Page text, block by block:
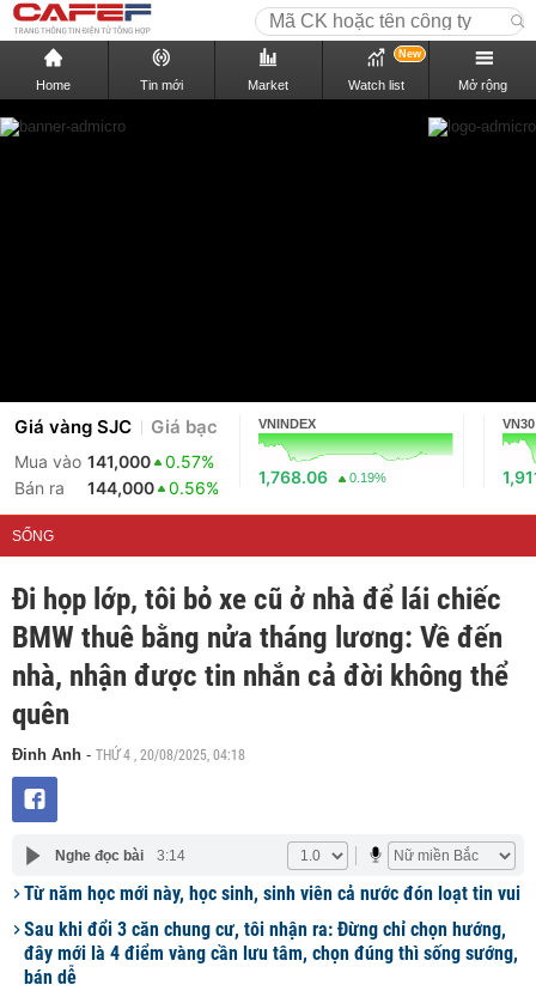
Home Tin mới Market Watch list
New
Mở rộng
Giá vàng SJC Giá bạc
Mua vào 141,000
0.57%
Bán ra
144,000 0.56%
VNINDEX
1,768.06 0.19%
VN30
SỐNG
Đi họp lớp, tôi bỏ xe cũ ở nhà để lái chiếc
BMW thuê bằng nửa tháng lương: Về đến
nhà, nhận được tin nhắn cả đời không thể
quên
Đinh Anh - THỨ 4 , 20/08/2025, 04:18
Nghe đọc bài 3:14
Từ năm học mới này, học sinh, sinh viên cả nước đón loạt tin vui
Sau khi đổi 3 căn chung cư, tôi nhận ra: Đừng chỉ chọn hướng,
đây mới là 4 điểm vàng cần lưu tâm, chọn đúng thì sống sướng,
bán dễ